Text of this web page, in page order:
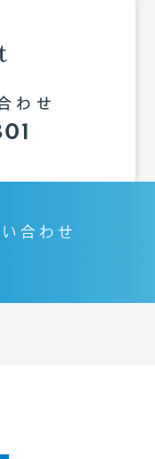
わせ
合わせ